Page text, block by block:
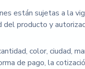
están sujetas a la
del producto y
color, ciudad,
de pago, la